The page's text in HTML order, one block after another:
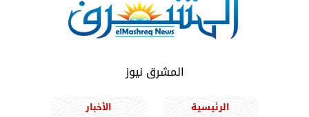
المشرق نيوز
الرئيسية الأخبار